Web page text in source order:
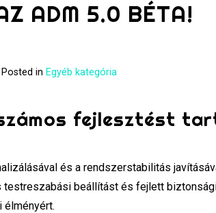
ADM 5.0 BÉTA!
Posted in Egyéb kategória
fejlesztést
és a rendszerstabilitás
testreszabási beállítást és fejlett
élményért.